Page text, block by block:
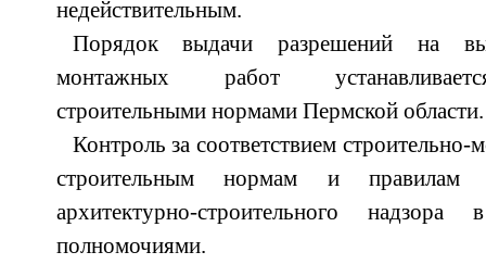
недействительным.
Порядок выдачи разрешений на
монтажных работ
строительными нормами Пермской области.
Контроль за соответствием
строительным нормам и правилам
архитектурно-строительного
полномочиями.